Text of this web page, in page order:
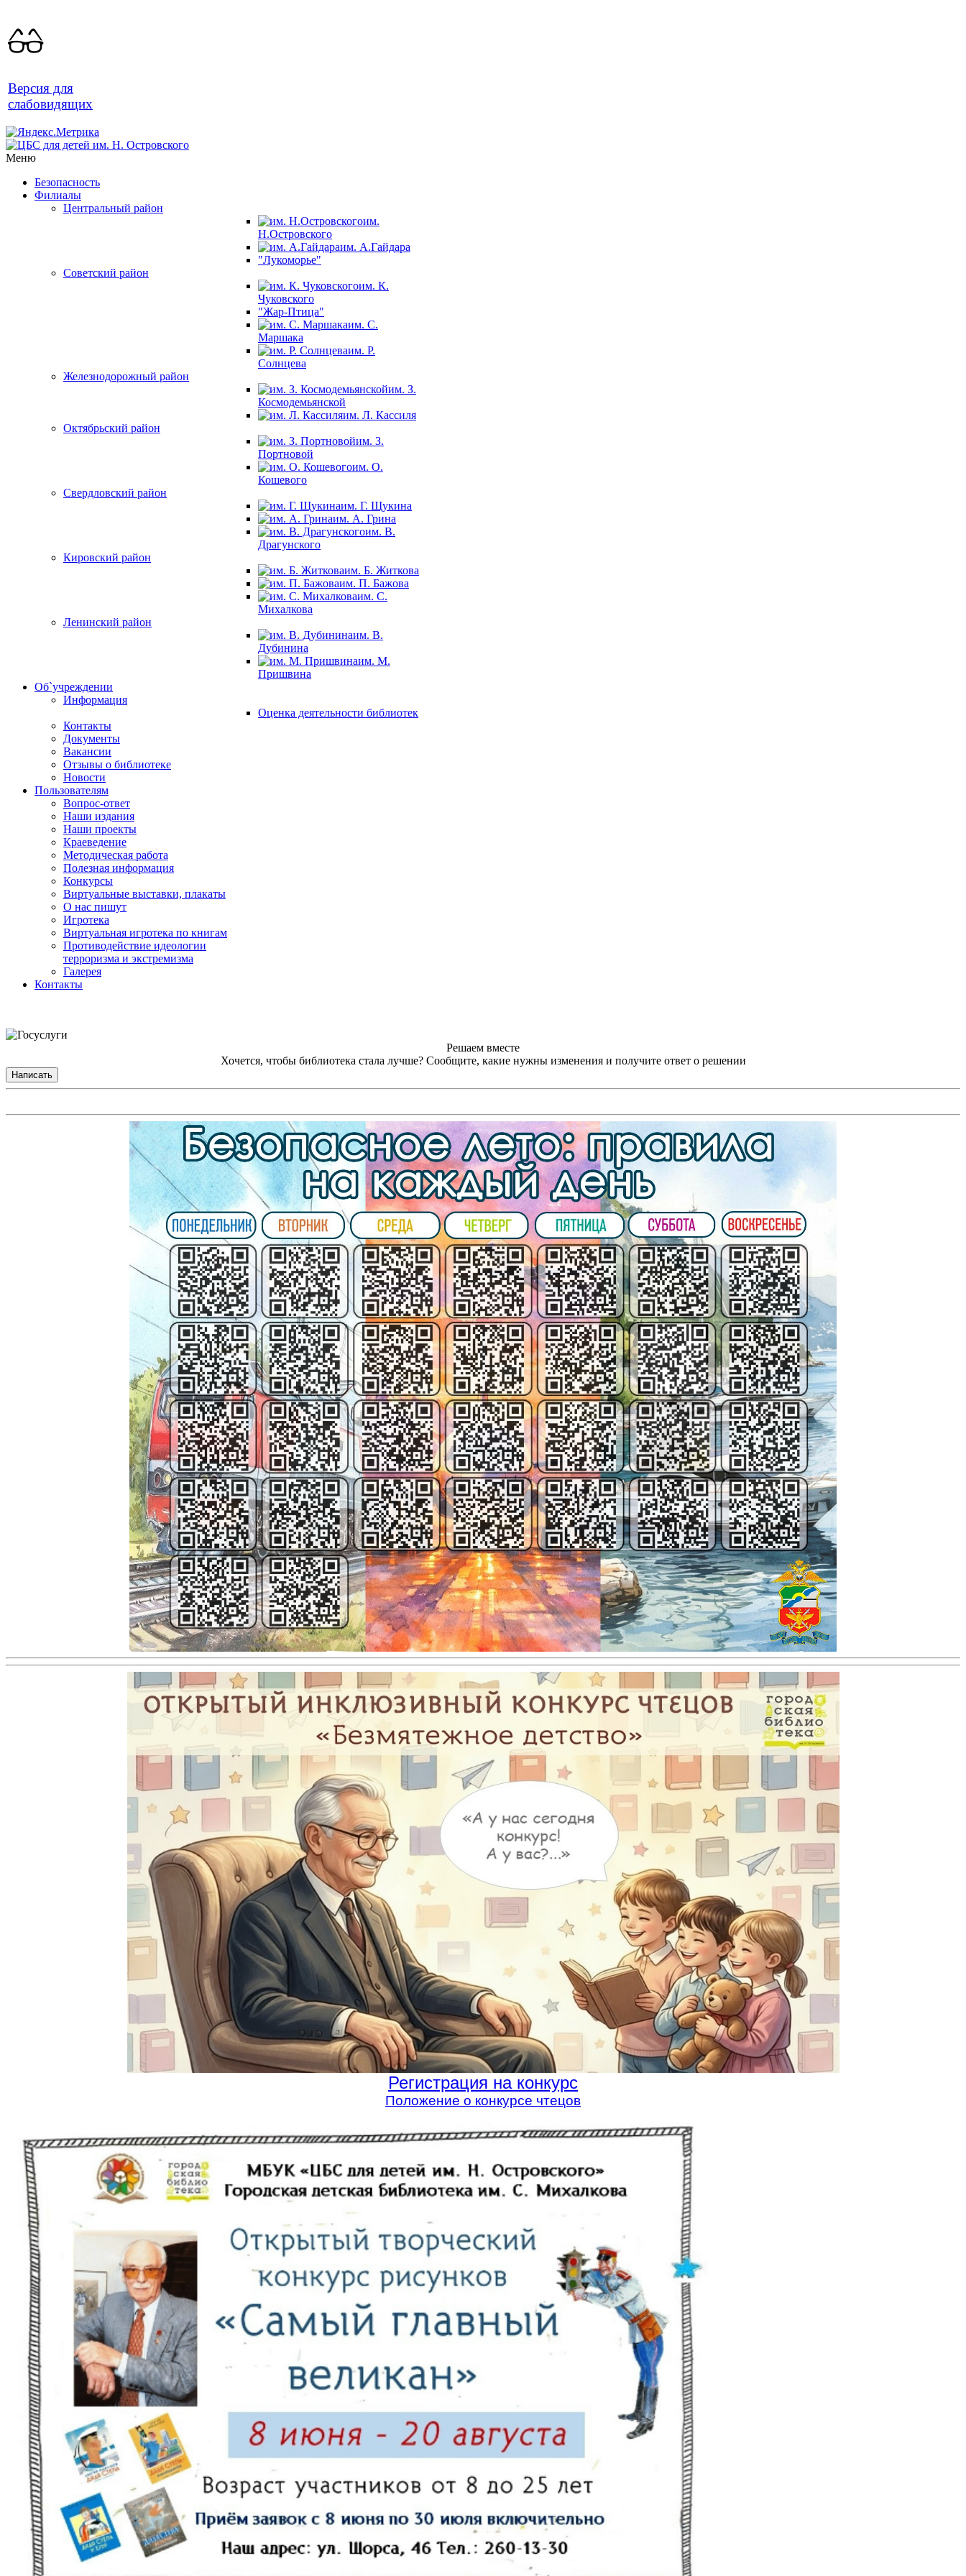
Версия для
слабовидящих
Меню
Безопасность
Филиалы
Центральный район
им.
Н.Островского
им. А.Гайдара
"Лукоморье"
Советский район
им. К.
Чуковского
"Жар-Птица"
им. С.
Маршака
им. Р.
Солнцева
Железнодорожный район
им. З.
Космодемьянской
им. Л. Кассиля
Октябрьский район
им. З.
Портновой
им. О.
Кошевого
Свердловский район
им. Г. Щукина
им. А. Грина
им. В.
Драгунского
Кировский район
им. Б. Житкова
им. П. Бажова
им. С.
Михалкова
Ленинский район
им. В.
Дубинина
им. М.
Пришвина
Об`учреждении
Информация
Оценка деятельности библиотек
Контакты
Документы
Вакансии
Отзывы о библиотеке
Новости
Пользователям
Вопрос-ответ
Наши издания
Наши проекты
Краеведение
Методическая работа
Полезная информация
Конкурсы
Виртуальные выставки, плакаты
О нас пишут
Игротека
Виртуальная игротека по книгам
Противодействие идеологии
терроризма и экстремизма
Галерея
Контакты
Решаем вместе
Хочется, чтобы библиотека стала лучше? Сообщите, какие нужны изменения и получите ответ о решении
Написать
Регистрация на конкурс
Положение о конкурсе чтецов